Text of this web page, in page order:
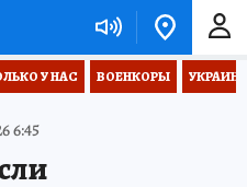
У НАС ВОЕНКОРЫ
6:45